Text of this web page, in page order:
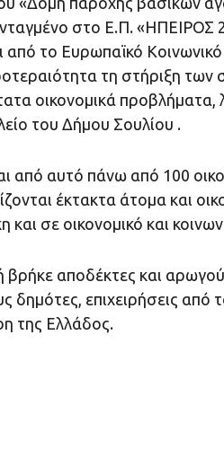
στο Ε.Π. «ΗΠΕΙΡΟΣ
από το Ευρωπαϊκό Κοινωνικό
τη στήριξη των
οικονομικά προβλήματα,
του Δήμου Σουλίου .
από αυτό πάνω από 100
έκτακτα άτομα και
και σε οικονομικό και
αποδέκτες και
δημότες, επιχειρήσεις από
της Ελλάδος.